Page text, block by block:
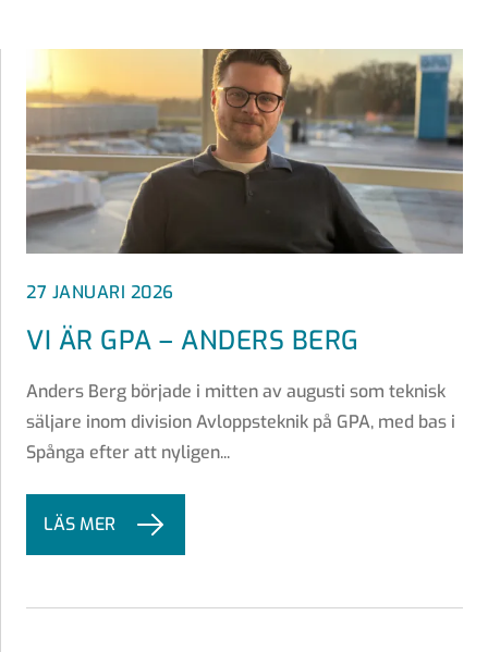
27 JANUARI 2026
VI ÄR GPA – ANDERS BERG
Anders Berg började i mitten av augusti som teknisk
säljare inom division Avloppsteknik på GPA, med bas i
Spånga efter att nyligen...
LÄS MER